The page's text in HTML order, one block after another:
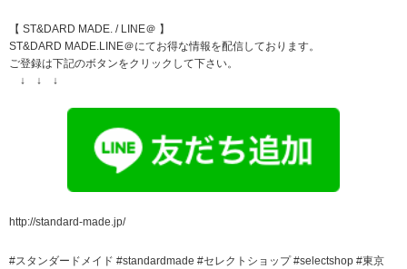
【 ST&DARD MADE. / LINE＠ 】
ST&DARD MADE.LINE＠にてお得な情報を配信しております。
ご登録は下記のボタンをクリックして下さい。
↓ ↓ ↓
http://standard-made.jp/
#スタンダードメイド #standardmade #セレクトショップ #selectshop #東京